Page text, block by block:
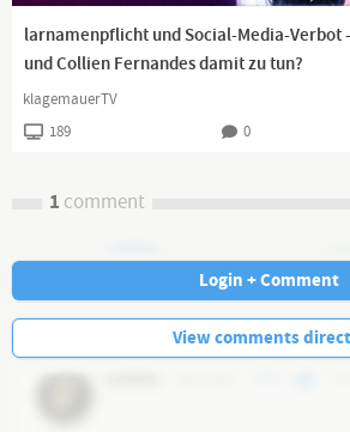
larnamenpflicht und Social-Media-Verbot
und Collien Fernandes damit zu tun?
klagemauerTV
189 0
1 comment
Login + Comment
View comments